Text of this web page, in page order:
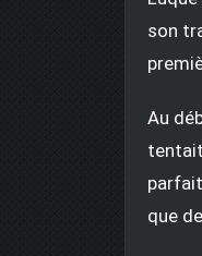
son
Au
tentait
que